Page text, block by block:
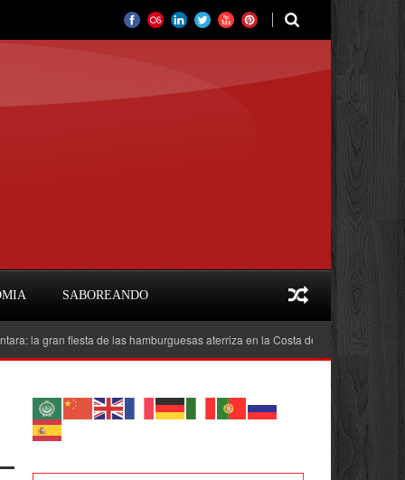
SABOREANDO
fiesta de las hamburguesas aterriza en la Costa del Sol